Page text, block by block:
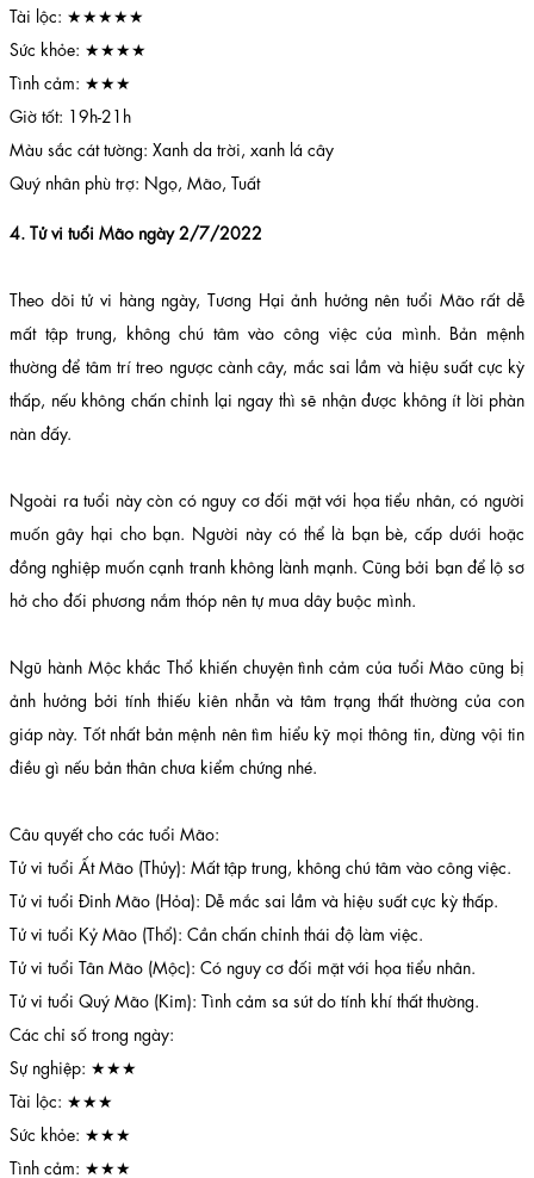
Tài lộc: ★★★★★
Sức khỏe: ★★★★
Tình cảm: ★★★
Giờ tốt: 19h-21h
Màu sắc cát tường: Xanh da trời, xanh lá cây
Quý nhân phù trợ: Ngọ, Mão, Tuất
4. Tử vi tuổi Mão ngày 2/7/2022
Theo dõi tử vi hàng ngày, Tương Hại ảnh hưởng nên tuổi Mão rất dễ
mất tập trung, không chú tâm vào công việc của mình. Bản mệnh
thường để tâm trí treo ngược cành cây, mắc sai lầm và hiệu suất cực kỳ
thấp, nếu không chấn chỉnh lại ngay thì sẽ nhận được không ít lời phàn
nàn đấy.
Ngoài ra tuổi này còn có nguy cơ đối mặt với họa tiểu nhân, có người
muốn gây hại cho bạn. Người này có thể là bạn bè, cấp dưới hoặc
đồng nghiệp muốn cạnh tranh không lành mạnh. Cũng bởi bạn để lộ sơ
hở cho đối phương nắm thóp nên tự mua dây buộc mình.
Ngũ hành Mộc khắc Thổ khiến chuyện tình cảm của tuổi Mão cũng bị
ảnh hưởng bởi tính thiếu kiên nhẫn và tâm trạng thất thường của con
giáp này. Tốt nhất bản mệnh nên tìm hiểu kỹ mọi thông tin, đừng vội tin
điều gì nếu bản thân chưa kiểm chứng nhé.
Câu quyết cho các tuổi Mão:
Tử vi tuổi Ất Mão (Thủy): Mất tập trung, không chú tâm vào công việc.
Tử vi tuổi Đinh Mão (Hỏa): Dễ mắc sai lầm và hiệu suất cực kỳ thấp.
Tử vi tuổi Kỷ Mão (Thổ): Cần chấn chỉnh thái độ làm việc.
Tử vi tuổi Tân Mão (Mộc): Có nguy cơ đối mặt với họa tiểu nhân.
Tử vi tuổi Quý Mão (Kim): Tình cảm sa sút do tính khí thất thường.
Các chỉ số trong ngày:
Sự nghiệp: ★★★
Tài lộc: ★★★
Sức khỏe: ★★★
Tình cảm: ★★★